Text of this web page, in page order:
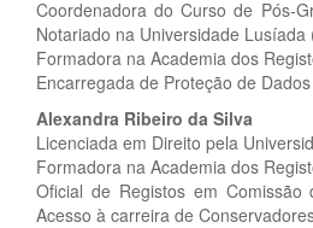
Coordenadora do Curso de Pós-
Notariado na Universidade Lusíada
Formadora na Academia dos
Encarregada de Proteção de
Alexandra Ribeiro da Silva
Licenciada em Direito pela
Formadora na Academia dos
Oficial de Registos em
Acesso à carreira de